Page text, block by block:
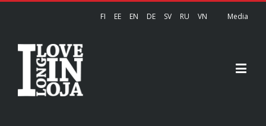
FI EE EN DE SV RU VN Media